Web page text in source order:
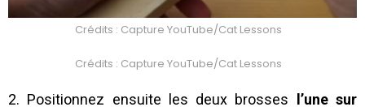
Crédits : Capture YouTube/Cat Lessons
Crédits : Capture YouTube/Cat Lessons
2. Positionnez ensuite les deux brosses l’une sur